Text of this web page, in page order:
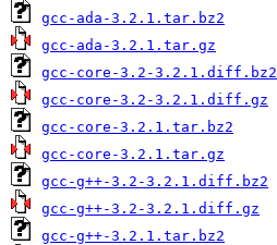
gcc-ada-3.2.1.tar.bz2
gcc-ada-3.2.1.tar.gz
gcc-core-3.2-3.2.1.diff.bz2
gcc-core-3.2-3.2.1.diff.gz
gcc-core-3.2.1.tar.bz2
gcc-core-3.2.1.tar.gz
gcc-g++-3.2-3.2.1.diff.bz2
gcc-g++-3.2-3.2.1.diff.gz
gcc-g++-3.2.1.tar.bz2